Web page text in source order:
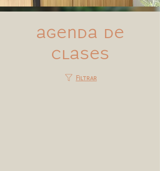
Agenda de
clases
Filtrar